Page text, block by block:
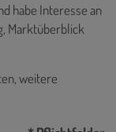
habe Interesse an
Marktüberblick
weitere